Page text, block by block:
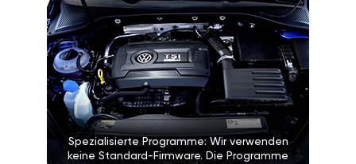
Spezialisierte Programme: Wir verwenden
keine Standard-Firmware. Die Programme